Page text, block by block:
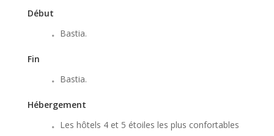
Début
Bastia.
Fin
Bastia.
Hébergement
Les hôtels 4 et 5 étoiles les plus confortables